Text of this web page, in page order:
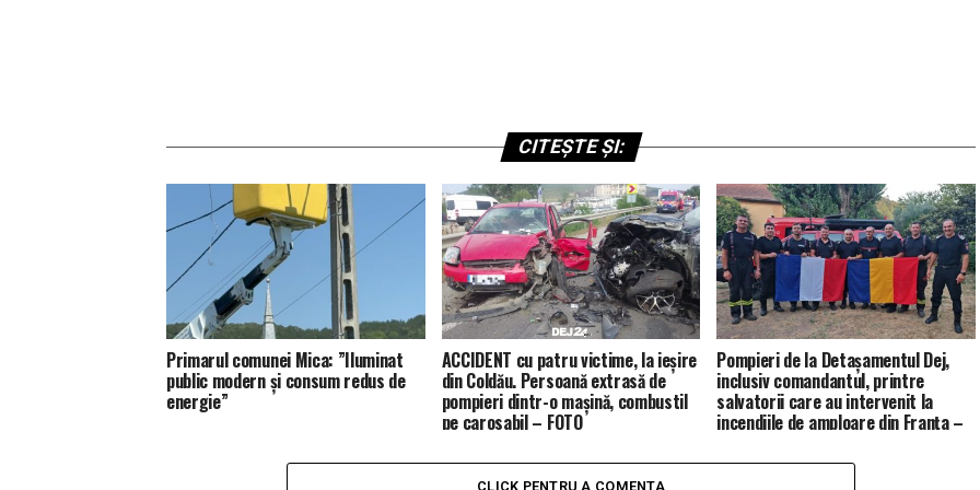
CITEȘTE ȘI:
Primarul comunei Mica: ”Iluminat
public modern și consum redus de
energie”
ACCIDENT cu patru victime, la ieșire
din Coldău. Persoană extrasă de
pompieri dintr-o mașină, combustil
pe carosabil – FOTO
Pompieri de la Detașamentul Dej,
inclusiv comandantul, printre
salvatorii care au intervenit la
incendiile de amploare din Franța –
CLICK PENTRU A COMENTA